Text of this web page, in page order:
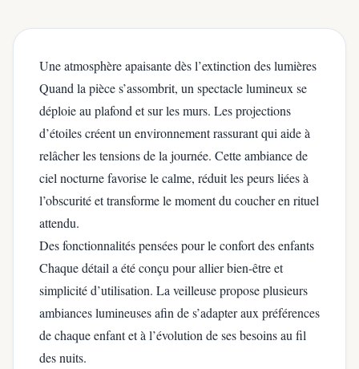
Une atmosphère apaisante dès l’extinction des lumières
Quand la pièce s’assombrit, un spectacle lumineux se
déploie au plafond et sur les murs. Les projections
d’étoiles créent un environnement rassurant qui aide à
relâcher les tensions de la journée. Cette ambiance de
ciel nocturne favorise le calme, réduit les peurs liées à
l’obscurité et transforme le moment du coucher en rituel
attendu.
Des fonctionnalités pensées pour le confort des enfants
Chaque détail a été conçu pour allier bien-être et
simplicité d’utilisation. La veilleuse propose plusieurs
ambiances lumineuses afin de s’adapter aux préférences
de chaque enfant et à l’évolution de ses besoins au fil
des nuits.